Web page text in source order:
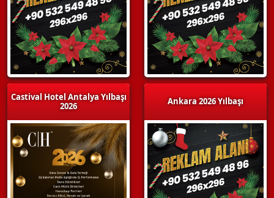
Castival Hotel Antalya Yılbaşı
2026
Ankara 2026 Yılbaşı